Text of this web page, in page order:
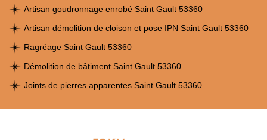
Artisan goudronnage enrobé Saint Gault 53360
Artisan démolition de cloison et pose IPN Saint Gault 53360
Ragréage Saint Gault 53360
Démolition de bâtiment Saint Gault 53360
Joints de pierres apparentes Saint Gault 53360